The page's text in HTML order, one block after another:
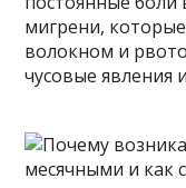
мигрени,
волокном и
чусовые явления